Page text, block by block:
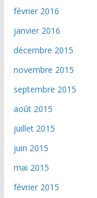
février 2016
janvier 2016
décembre 2015
novembre 2015
septembre 2015
août 2015
juillet 2015
juin 2015
mai 2015
février 2015